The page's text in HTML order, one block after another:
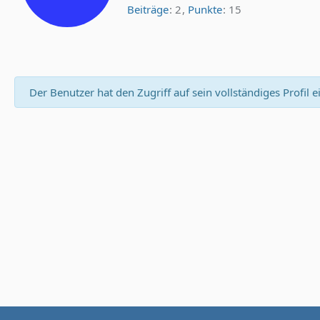
Beiträge 2 Punkte 15
Der Benutzer hat den Zugriff auf sein vollständiges Profil